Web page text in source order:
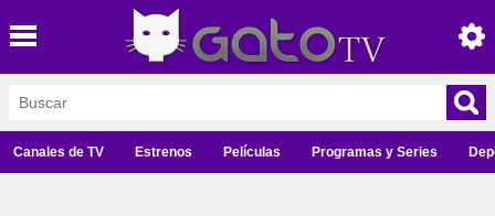
Canales de TV Estrenos Películas Programas y Series